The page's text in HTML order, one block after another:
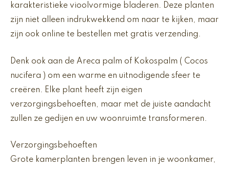
karakteristieke vioolvormige bladeren. Deze planten
zijn niet alleen indrukwekkend om naar te kijken, maar
zijn ook online te bestellen met gratis verzending.
Denk ook aan de Areca palm of Kokospalm ( Cocos
nucifera ) om een warme en uitnodigende sfeer te
creëren. Elke plant heeft zijn eigen
verzorgingsbehoeften, maar met de juiste aandacht
zullen ze gedijen en uw woonruimte transformeren.
Verzorgingsbehoeften
Grote kamerplanten brengen leven in je woonkamer,